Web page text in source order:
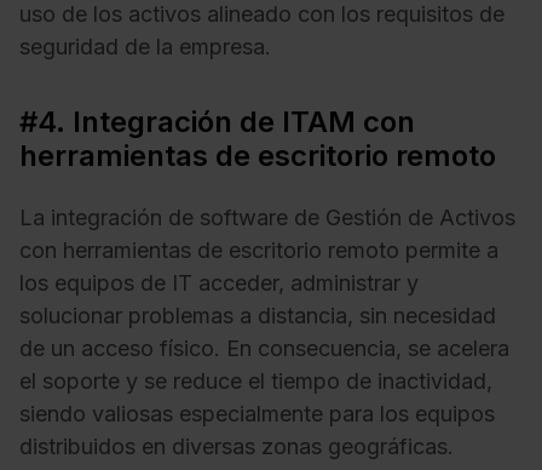
uso de los activos alineado con los requisitos de
seguridad de la empresa.
#4. Integración de ITAM con
herramientas de escritorio remoto
La integración de software de Gestión de Activos
con herramientas de escritorio remoto permite a
los equipos de IT acceder, administrar y
solucionar problemas a distancia, sin necesidad
de un acceso físico. En consecuencia, se acelera
el soporte y se reduce el tiempo de inactividad,
siendo valiosas especialmente para los equipos
distribuidos en diversas zonas geográficas.